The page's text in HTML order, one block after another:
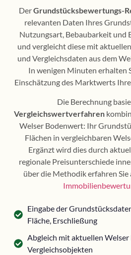
DerGrundstücksbewertungs-
relevanten Daten Ihres
Nutzungsart, Bebaubarkeit und
und vergleicht diese mit
und Vergleichsdaten aus dem
In wenigen Minuten erhalten
Einschätzung des Marktwerts
Die Berechnung
Vergleichswertverfahren
Welser Bodenwert: Ihr
Flächen in vergleichbaren
Ergänzt wird dies durch
regionale Preisunterschiede
über die Methodik erfahren Sie
Eingabe der
Fläche, Erschließung
Abgleich mit aktuellen
Vergleichsobjekten